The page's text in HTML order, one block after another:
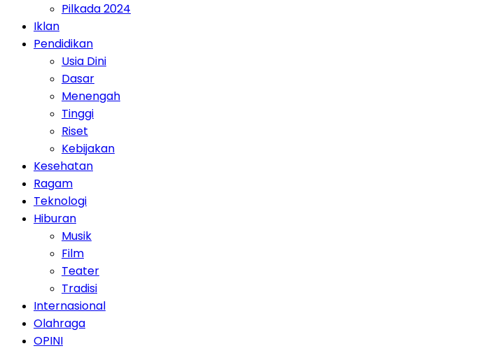
Pilkada 2024
Iklan
Pendidikan
Usia Dini
Dasar
Menengah
Tinggi
Riset
Kebijakan
Kesehatan
Ragam
Teknologi
Hiburan
Musik
Film
Teater
Tradisi
Internasional
Olahraga
OPINI